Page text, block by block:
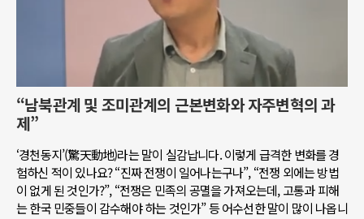
“남북관계 및 조미관계의 근본변화와 자주변혁의 과
제”
‘경천동지’(驚天動地)라는 말이 실감납니다. 이렇게 급격한 변화를 경
험하신 적이 있나요? “진짜 전쟁이 일어나는구나”, “전쟁 외에는 방법
이 없게 된 것인가?”, “전쟁은 민족의 공멸을 가져오는데, 고통과 피해
는 한국 민중들이 감수해야 하는 것인가” 등 어수선한 말이 많이 나옵니